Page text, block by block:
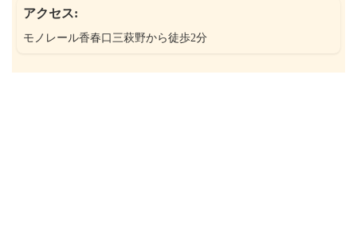
アクセス:
モノレール香春口三萩野から徒歩2分